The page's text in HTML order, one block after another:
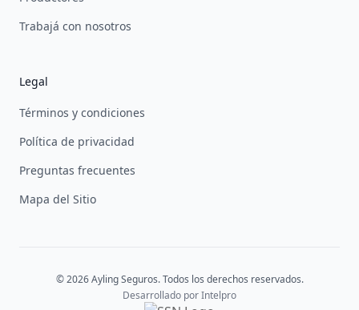
Trabajá con nosotros
Legal
Términos y condiciones
Política de privacidad
Preguntas frecuentes
Mapa del Sitio
© 2026 Ayling Seguros. Todos los derechos reservados.
Desarrollado porIntelpro